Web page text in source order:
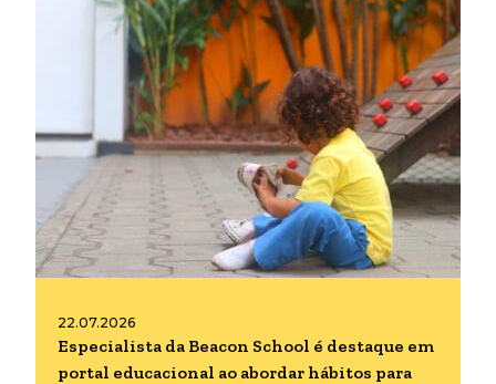
22.07.2026
Especialista da Beacon School é destaque em
portal educacional ao abordar hábitos para